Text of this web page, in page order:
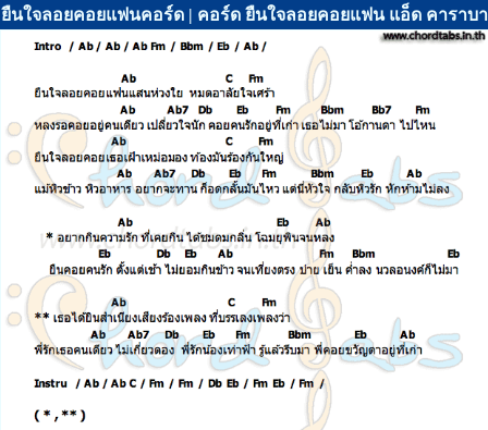
ยืนใจลอยคอยแฟนคอร์ด | คอร์ด ยืนใจลอยคอยแฟน แอ็ด คาราบ